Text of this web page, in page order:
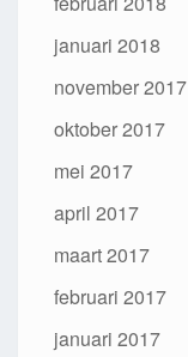
januari 2018
november 2017
oktober 2017
mei 2017
april 2017
maart 2017
februari 2017
januari 2017